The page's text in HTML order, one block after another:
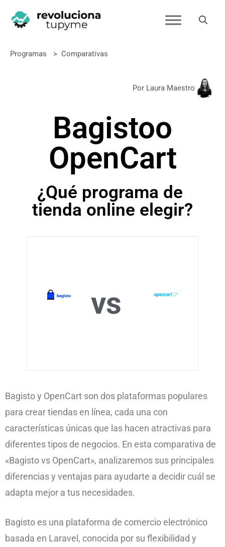
Programas > Comparativas
Por Laura Maestro
Bagistoo
OpenCart
¿Qué programa de
tienda online elegir?
vs
Bagisto y OpenCart son dos plataformas populares
para crear tiendas en línea, cada una con
características únicas que las hacen atractivas para
diferentes tipos de negocios. En esta comparativa de
«Bagisto vs OpenCart», analizaremos sus principales
diferencias y ventajas para ayudarte a decidir cuál se
adapta mejor a tus necesidades.
Bagisto es una plataforma de comercio electrónico
basada en Laravel, conocida por su flexibilidad y